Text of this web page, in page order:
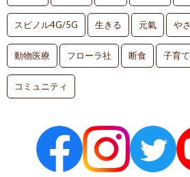
スピノル4G/5G 生きる 元氣 や
動物医療 フローラ社 断食 子育
コミュニティ